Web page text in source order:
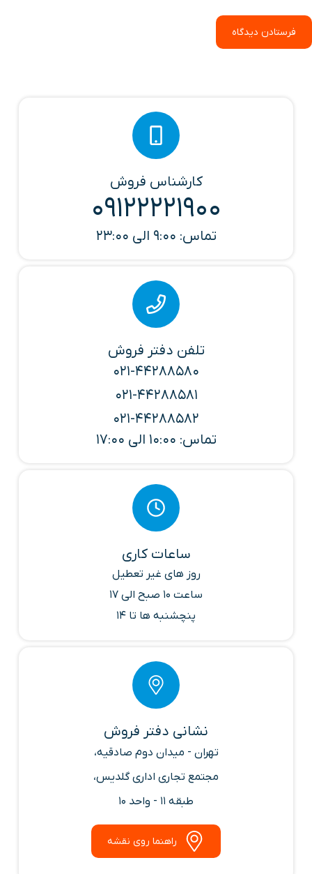
فرستادن دیدگاه
کارشناس فروش
09122221900
تماس: 9:00 الی 23:00
تلفن دفتر فروش
021-44288580
021-44288581
021-44288582
تماس: 10:00 الی 17:00
ساعات کاری
روز های غیر تعطیل
ساعت 10 صبح الی 17
پنچشنبه ها تا 14
نشانی دفتر فروش
تهران - میدان دوم صادقیه،
مجتمع تجاری اداری گلدیس،
طبقه 11 - واحد 10
راهنما روی نقشه